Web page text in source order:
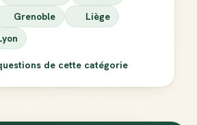
Grenoble
Liège
de cette catégorie